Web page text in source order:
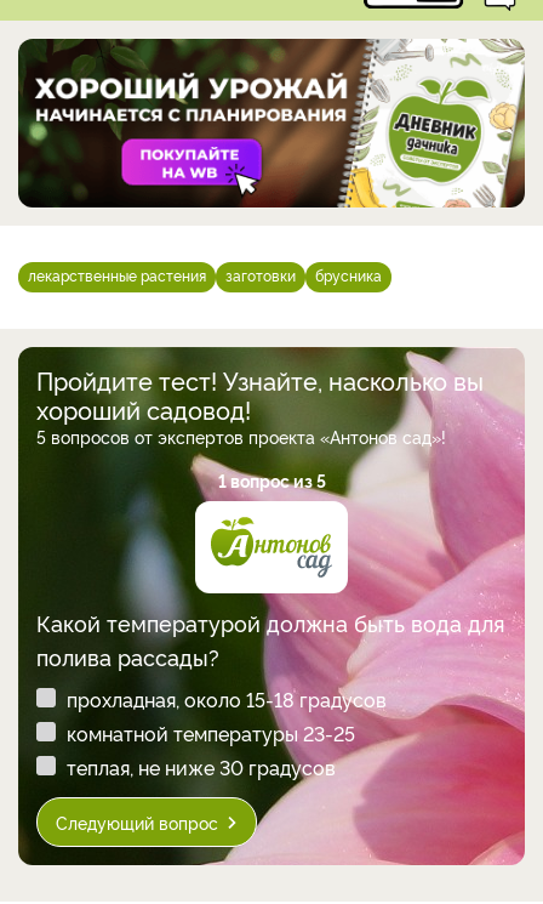
лекарственные растения заготовки брусника
Пройдите тест! Узнайте, насколько вы
хороший садовод!
5 вопросов от экспертов проекта «Антонов сад»!
1 вопрос из 5
Какой температурой должна быть вода для
полива рассады?
прохладная, около 15-18 градусов
комнатной температуры 23-25
теплая, не ниже 30 градусов
Следующий вопрос